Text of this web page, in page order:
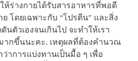
ห้ร่างกายได้รับสารอาหารที่พอดี
โดยเฉพาะกับ “โปรตีน” และสิ่ง
ตัวเองจนเกินไป จะทำให้เรา
กขึ้นนะคะ. เหตุผลที่ต้องคำนวณ
ว่าการแบ่งทานเป็นมื้อ ๆ เพื่อ